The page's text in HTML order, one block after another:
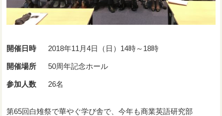
開催日時 2018年11月4日（日）14時～18時
開催場所 50周年記念ホール
参加人数 26名
第65回白雉祭で華やぐ学び舎で、今年も商業英語研究部